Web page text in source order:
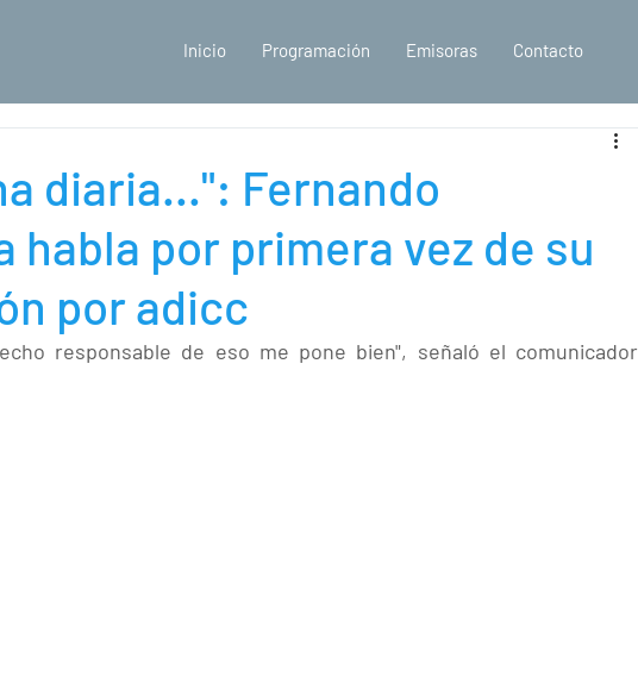
Inicio Programación Emisoras Contacto
diaria...": Fernando
habla por primera vez de su
por adicc
responsable de eso me pone bien", señaló el comunicador